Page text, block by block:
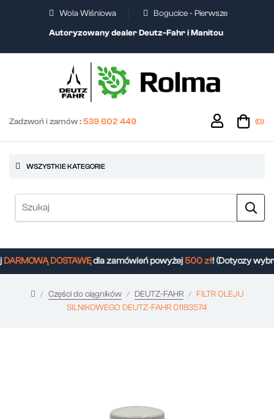
Wola Wiśniowa
Bogucice - Pierwsze
Autoryzowany dealer Deutz-Fahr i Manitou
Zadzwoń i zamów :539 602 449 (0)
WSZYSTKIE KATEGORIE
DOSTAWĘdla zamówień powyżej500 zł! (Dotyczy
Części do ciągników DEUTZ-FAHR
FILTR OLEJU
SILNIKOWEGO DEUTZ-FAHR 01183574